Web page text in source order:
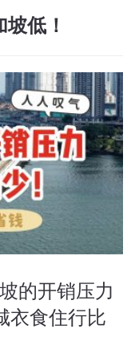
低！
的开销压力
衣食住行比